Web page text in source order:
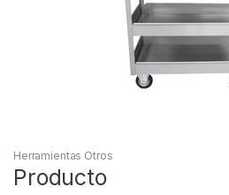
Herramientas Otros
Producto